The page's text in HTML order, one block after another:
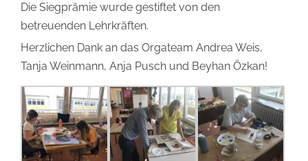
Die Siegprämie wurde gestiftet von den
betreuenden Lehrkräften.
Herzlichen Dank an das Orgateam Andrea Weis,
Tanja Weinmann, Anja Pusch und Beyhan Özkan!